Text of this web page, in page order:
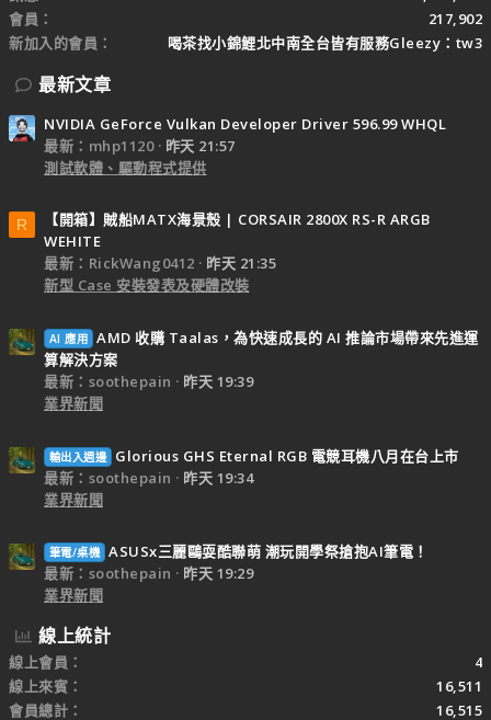
會員
217,902
新加入的會員
喝茶找小錦鯉北中南全台皆有服務Gleezy：tw3
最新文章
NVIDIA GeForce Vulkan Developer Driver 596.99 WHQL
最新：mhp1120
昨天 21:57
測試軟體、驅動程式提供
R
【開箱】賊船MATX海景殼 | CORSAIR 2800X RS-R ARGB
WEHITE
最新：RickWang0412
昨天 21:35
新型 Case 安裝發表及硬體改裝
AI 應用 AMD 收購 Taalas，為快速成長的 AI 推論市場帶來先進運
算解決方案
最新：soothepain
昨天 19:39
業界新聞
輸出入週邊
Glorious GHS Eternal RGB 電競耳機八月在台上市
最新：soothepain
昨天 19:34
業界新聞
筆電/桌機 ASUSx三麗鷗耍酷聯萌 潮玩開學祭搶抱AI筆電！
最新：soothepain
昨天 19:29
業界新聞
線上統計
線上會員
4
線上來賓
16,511
會員總計
16,515